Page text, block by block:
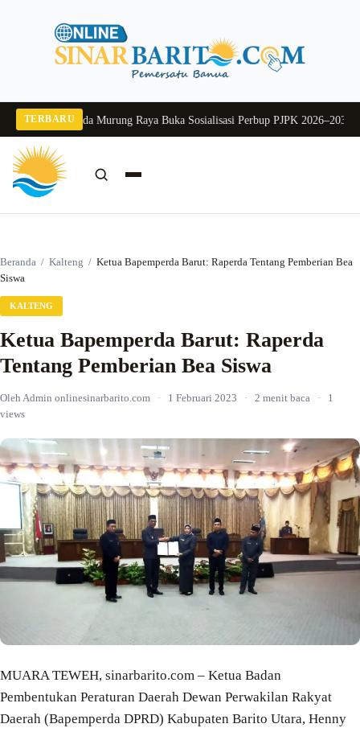
TERBARU
2026Pj Sekda Murung Raya Buka Sosialisasi Perbup PJPK 2026–2030
Beranda / Kalteng / Ketua Bapemperda Barut: Raperda Tentang Pemberian Bea
Siswa
KALTENG
Ketua Bapemperda Barut: Raperda
Tentang Pemberian Bea Siswa
Oleh Admin onlinesinarbarito.com · 1 Februari 2023 · 2 menit baca ·
1
views
MUARA TEWEH, sinarbarito.com – Ketua Badan
Pembentukan Peraturan Daerah Dewan Perwakilan Rakyat
Daerah (Bapemperda DPRD) Kabupaten Barito Utara, Henny